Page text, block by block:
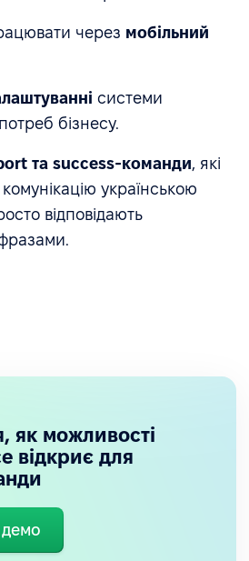
через мобільний
системи
бізнесу.
та success-команди, які
українською
відповідають
як можливості
відкриє для